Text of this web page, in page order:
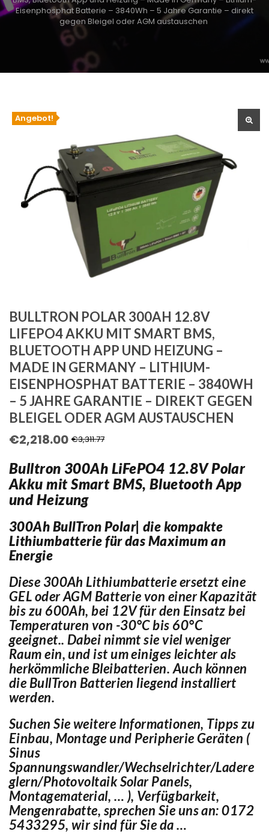
Eisenphosphat Batterie – 3840Wh – 5 Jahre Garantie – direkt
gegen Bleigel oder AGM austauschen
Angebot!
BULLTRON POLAR 300AH 12.8V
LIFEPO4 AKKU MIT SMART BMS,
BLUETOOTH APP UND HEIZUNG –
MADE IN GERMANY – LITHIUM-
EISENPHOSPHAT BATTERIE – 3840WH
– 5 JAHRE GARANTIE – DIREKT GEGEN
BLEIGEL ODER AGM AUSTAUSCHEN
€3,311.77Ursprünglicher
war:
€3,311.77
€2,218.00
Aktueller
ist:
€2,218.00.
Bulltron 300Ah LiFePO4 12.8V Polar
Akku mit Smart BMS, Bluetooth App
und Heizung
300Ah BullTron Polar| die kompakte
Lithiumbatterie für das Maximum an
Energie
Diese 300Ah Lithiumbatterie ersetzt eine
GEL oder AGM Batterie von einer Kapazität
bis zu 600Ah, bei 12V für den Einsatz bei
Temperaturen von -30°C bis 60°C
geeignet.. Dabei nimmt sie viel weniger
Raum ein, und ist um einiges leichter als
herkömmliche Bleibatterien. Auch können
die BullTron Batterien liegend installiert
werden.
Suchen Sie weitere Informationen, Tipps zu
Einbau, Montage und Peripherie Geräten (
Sinus
Spannungswandler/Wechselrichter/Ladere
glern/Photovoltaik Solar Panels,
Montagematerial, … ), Verfügbarkeit,
Mengenrabatte, sprechen Sie uns an: 0172
5433295, wir sind für Sie da …